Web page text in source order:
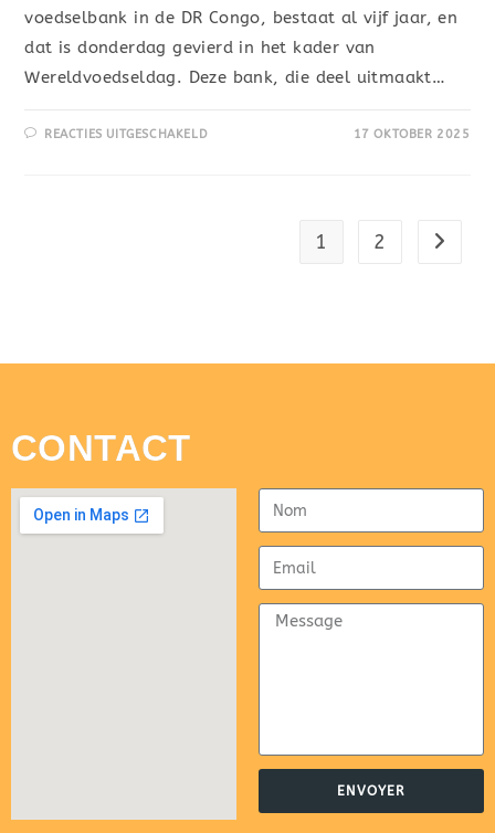
voedselbank in de DR Congo, bestaat al vijf jaar, en
dat is donderdag gevierd in het kader van
Wereldvoedseldag. Deze bank, die deel uitmaakt…
REACTIES UITGESCHAKELD 17 OKTOBER 2025
1 2
CONTACT
ENVOYER